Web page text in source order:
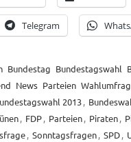
Telegram
Bundestag Bundestagswahl
News Parteien
2013,
, FDP, Parteien, Piraten,
, Sonntagsfragen, SPD,